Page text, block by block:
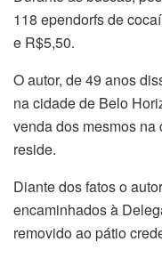
118 ependorfs de
e R$5,50.
O autor, de 49 anos
na cidade de Belo
venda dos mesmos
reside.
Diante dos fatos o
encaminhados à
removido ao pátio